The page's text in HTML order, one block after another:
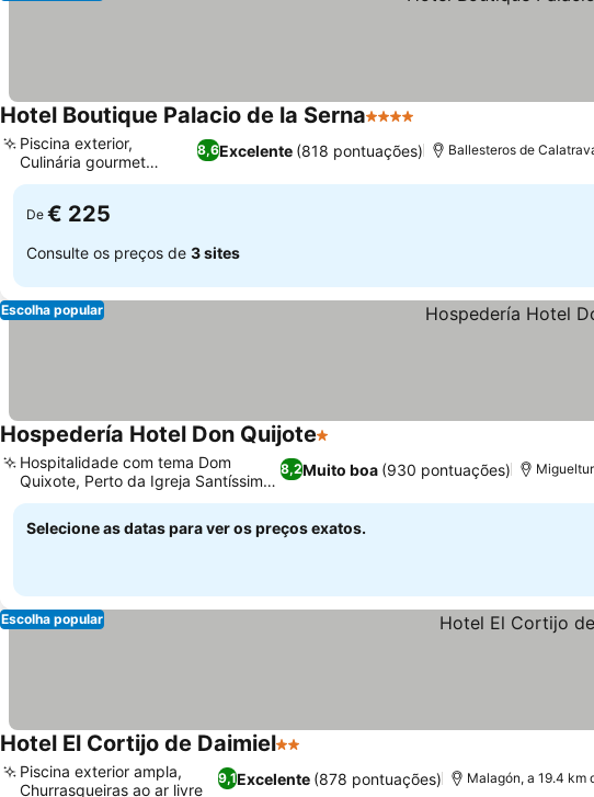
Hotel Boutique Palacio de la Serna4 Estrelas
8,6Excelente (818 pontuações)
Piscina exterior,
Culinária gourmet
regional
Ballesteros de
De € 225
Consulte os preços de 3 sites
Escolha popular
Hospedería Hotel Don Quijote1 Estrelas
8,2Muito boa (930 pontuações)
Hospitalidade com tema Dom
Quixote, Perto da Igreja Santíssimo
Cristo
Selecione as datas para ver os preços exatos.
Escolha popular
Hotel El Cortijo de Daimiel2 Estrelas
9,1Excelente (878 pontuações)
Piscina exterior ampla,
Churrasqueiras ao ar livre
Malagón, a 19.4 km